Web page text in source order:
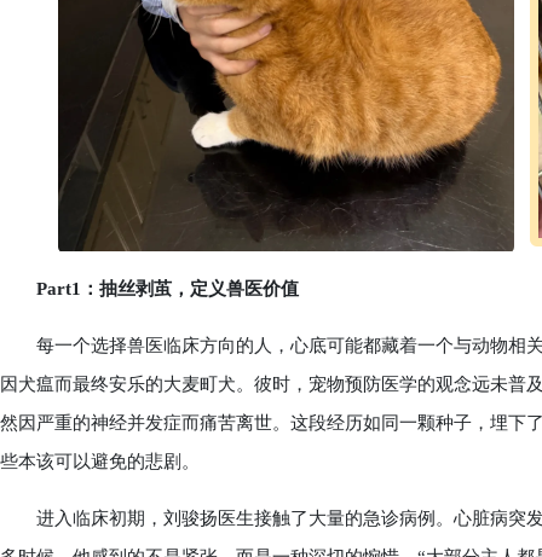
Part1：抽丝剥茧，定义兽医价值
每一个选择兽医临床方向的人，心底可能都藏着一个与动物相
因犬瘟而最终安乐的大麦町犬。彼时，宠物预防医学的观念远未
然因严重的神经并发症而痛苦离世。这段经历如同一颗种子，埋
些本该可以避免的悲剧。
进入临床初期，刘骏扬医生接触了大量的急诊病例。心脏病突